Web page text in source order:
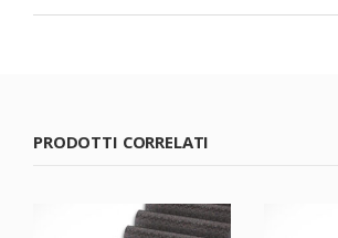
PRODOTTI CORRELATI